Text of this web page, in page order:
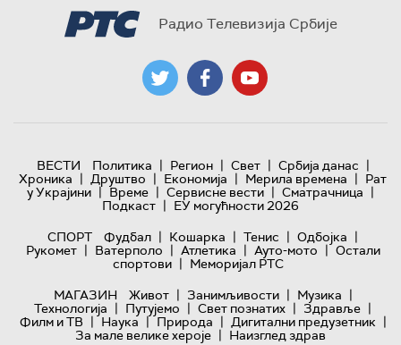
Радио Телевизија Србије
ВЕСТИ Политика | Регион | Свет | Србија данас |
Хроника | Друштво | Економија | Мерила времена | Рат
у Украјини | Време | Сервисне вести | Сматрачница |
Подкаст | ЕУ могућности 2026
СПОРТ
Фудбал | Кошарка | Тенис | Одбојка |
Рукомет | Ватерполо | Атлетика | Ауто-мото | Остали
спортови | Меморијал РТС
МАГАЗИН
Живот | Занимљивости | Музика |
Технологијa | Путујемо | Свет познатих | Здравље |
Филм и ТВ | Наука | Природа | Дигитални предузетник |
За мале велике хероје | Наизглед здрав